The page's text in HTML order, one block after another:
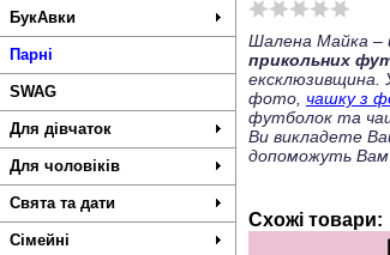
БукАвки
Парні
SWAG
Для дівчаток
Для чоловіків
Свята та дати
Сімейні
Шалена Майка –
прикольних
фото, чашку з
футболок та
Ви викладете
допоможуть Вам
Схожі товари: